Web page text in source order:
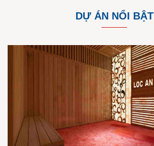
DỰ ÁN NỔI BẬT